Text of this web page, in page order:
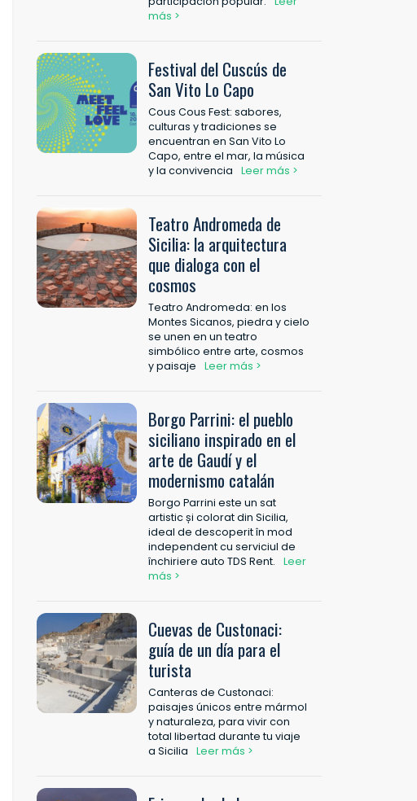
más >
Festival del Cuscús de
San Vito Lo Capo
Cous Cous Fest: sabores,
culturas y tradiciones se
encuentran en San Vito Lo
Capo, entre el mar, la música
y la convivencia
Leer más >
Teatro Andromeda de
Sicilia: la arquitectura
que dialoga con el
cosmos
Teatro Andromeda: en los
Montes Sicanos, piedra y cielo
se unen en un teatro
simbólico entre arte, cosmos
y paisaje
Leer más >
Borgo Parrini: el pueblo
siciliano inspirado en el
arte de Gaudí y el
modernismo catalán
Borgo Parrini este un sat
artistic și colorat din Sicilia,
ideal de descoperit în mod
independent cu serviciul de
închiriere auto TDS Rent.
Leer
más >
Cuevas de Custonaci:
guía de un día para el
turista
Canteras de Custonaci:
paisajes únicos entre mármol
y naturaleza, para vivir con
total libertad durante tu viaje
a Sicilia
Leer más >